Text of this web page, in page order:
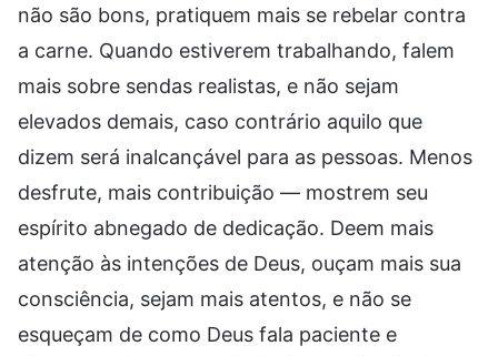
não são bons, pratiquem mais se rebelar contra
a carne. Quando estiverem trabalhando, falem
mais sobre sendas realistas, e não sejam
elevados demais, caso contrário aquilo que
dizem será inalcançável para as pessoas. Menos
desfrute, mais contribuição — mostrem seu
espírito abnegado de dedicação. Deem mais
atenção às intenções de Deus, ouçam mais sua
consciência, sejam mais atentos, e não se
esqueçam de como Deus fala paciente e